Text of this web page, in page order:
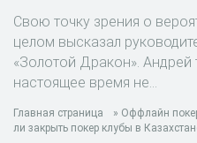
Свою точку зрения о
целом высказал
«Золотой Дракон». Андрей
настоящее время не…
Главная страница » Оффлайн
ли закрыть покер клубы в